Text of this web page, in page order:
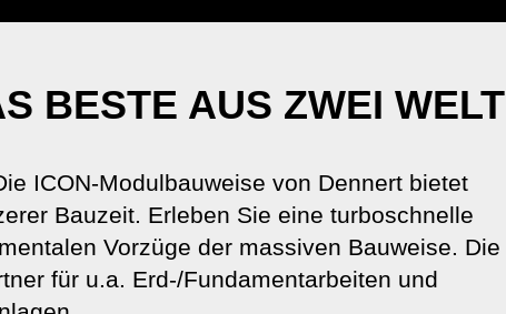
BESTE AUS ZWEI
ICON-Modulbauweise von Dennert bietet
Bauzeit. Erleben Sie eine turboschnelle
Vorzüge der massiven Bauweise. Die
für u.a. Erd-/Fundamentarbeiten und